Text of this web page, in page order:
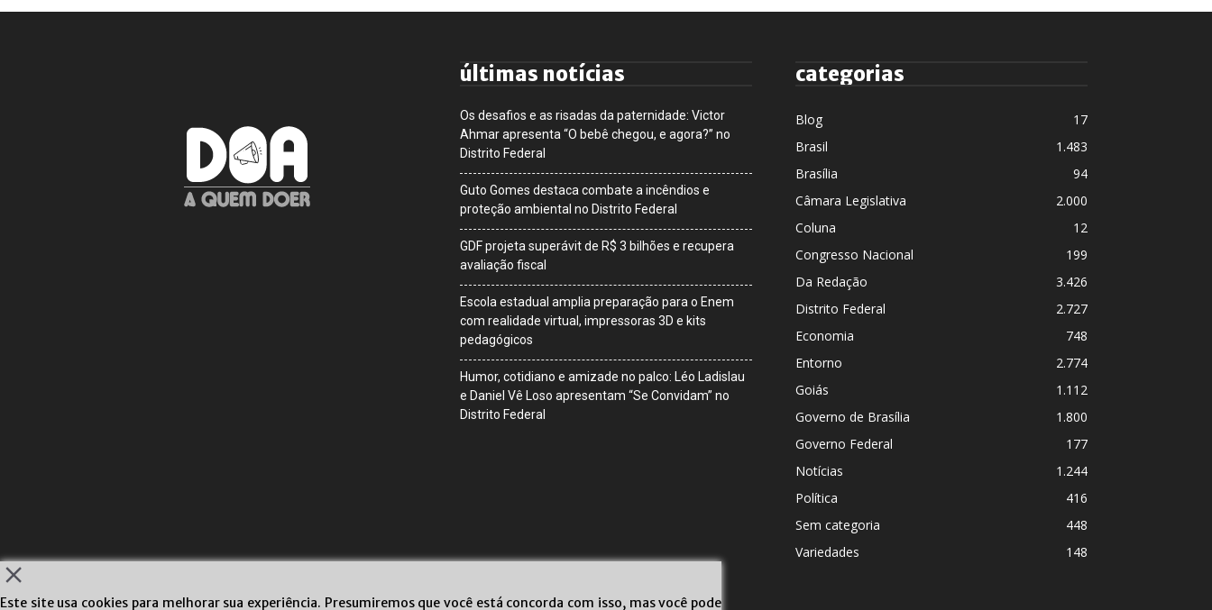
últimas notícias
Os desafios e as risadas da paternidade: Victor
Ahmar apresenta “O bebê chegou, e agora?” no
Distrito Federal
Guto Gomes destaca combate a incêndios e
proteção ambiental no Distrito Federal
GDF projeta superávit de R$ 3 bilhões e recupera
avaliação fiscal
Escola estadual amplia preparação para o Enem
com realidade virtual, impressoras 3D e kits
pedagógicos
Humor, cotidiano e amizade no palco: Léo Ladislau
e Daniel Vê Loso apresentam “Se Convidam” no
Distrito Federal
categorias
Blog
17
Brasil
1.483
Brasília
94
Câmara Legislativa
2.000
Coluna
12
Congresso Nacional
199
Da Redação
3.426
Distrito Federal
2.727
Economia
748
Entorno
2.774
Goiás
1.112
Governo de Brasília
1.800
Governo Federal
177
Notícias
1.244
Política
416
Sem categoria
448
Variedades
148
Este site usa cookies para melhorar sua experiência. Presumiremos que você está concorda com isso, mas você pode